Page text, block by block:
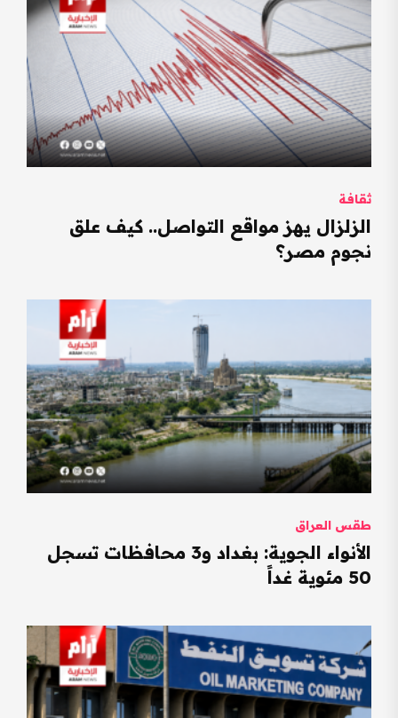
ثقافة
الزلزال يهز مواقع التواصل.. كيف علق
نجوم مصر؟
طقس العراق
الأنواء الجوية: بغداد و3 محافظات تسجل
50 مئوية غداً